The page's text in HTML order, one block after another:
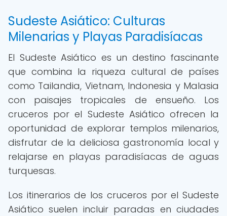
Sudeste Asiático: Culturas
Milenarias y Playas Paradisíacas
El Sudeste Asiático es un destino fascinante
que combina la riqueza cultural de países
como Tailandia, Vietnam, Indonesia y Malasia
con paisajes tropicales de ensueño. Los
cruceros por el Sudeste Asiático ofrecen la
oportunidad de explorar templos milenarios,
disfrutar de la deliciosa gastronomía local y
relajarse en playas paradisíacas de aguas
turquesas.
Los itinerarios de los cruceros por el Sudeste
Asiático suelen incluir paradas en ciudades